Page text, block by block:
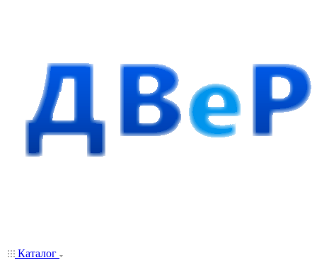
Каталог